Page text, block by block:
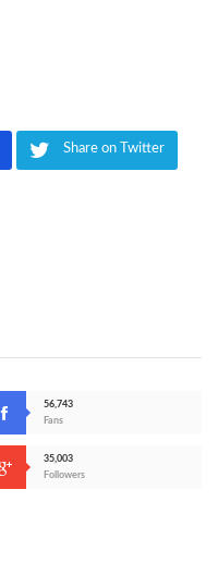
Share on Twitter
56,743
Fans
35,003
Followers